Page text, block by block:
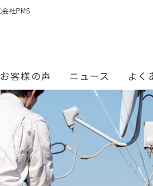
社PMS
客様の声 ニュース よく